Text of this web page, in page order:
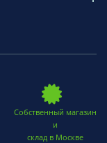
Собственный магазин
и
склад в Москве